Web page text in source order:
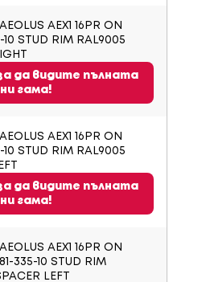
AEX1 16PR ON
10 STUD RIM RAL9005
да видите пълната
ни гама!
AEX1 16PR ON
10 STUD RIM RAL9005
да видите пълната
ни гама!
AEX1 16PR ON
335-10 STUD RIM
LEFT